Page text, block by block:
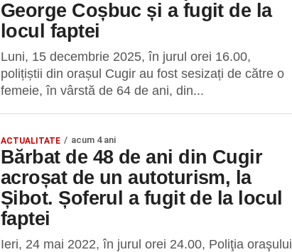
George Coșbuc și a fugit de la
locul faptei
Luni, 15 decembrie 2025, în jurul orei 16.00,
polițiștii din orașul Cugir au fost sesizați de către o
femeie, în vârstă de 64 de ani, din...
ACTUALITATE acum 4 ani
Bărbat de 48 de ani din Cugir
acroșat de un autoturism, la
Șibot. Șoferul a fugit de la locul
faptei
Ieri, 24 mai 2022, în jurul orei 24.00, Poliţia oraşului